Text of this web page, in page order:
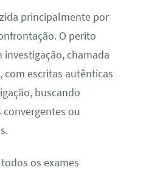
principalmente por
O perito
investigação, chamada
com escritas autênticas
buscando
ou
os exames